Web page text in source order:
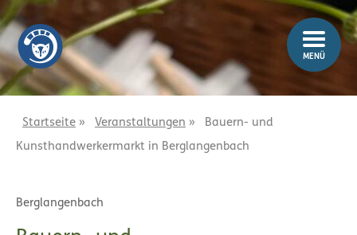
u
m
I
n
u
m
H
a
MENÜ
Startseite » Veranstaltungen »
Bauern- und
Kunsthandwerkermarkt in Berglangenbach
Berglangenbach